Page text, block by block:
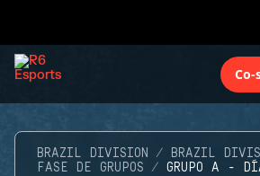
BRAZIL DIVISION
BRAZIL
FASE DE GRUPOS
GRUPO A -